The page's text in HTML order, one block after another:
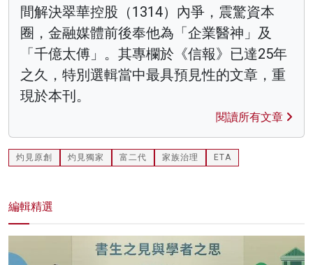
間解決翠華控股（1314）內爭，震驚資本
圈，金融媒體前後奉他為「企業醫神」及
「千億太傅」。其專欄於《信報》已達25年
之久，特別選輯當中最具預見性的文章，重
現於本刊。
閱讀所有文章
灼見原創 灼見獨家 富二代 家族治理 ETA
編輯精選